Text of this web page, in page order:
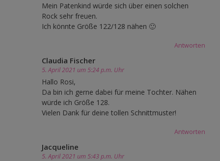
Mein Patenkind würde sich über einen solchen
Rock sehr freuen.
Ich könnte Größe 122/128 nähen 🙂
Antworten
Claudia Fischer
5. April 2021 um 5:24 p.m. Uhr
Hallo Rosi,
Da bin ich gerne dabei für meine Tochter. Nähen
würde ich Größe 128.
Vielen Dank für deine tollen Schnittmuster!
Antworten
Jacqueline
5. April 2021 um 5:43 p.m. Uhr